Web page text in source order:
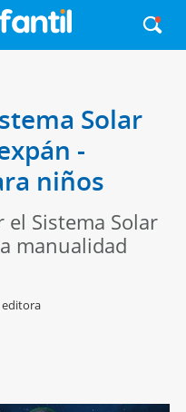
Solar
-
niños
el Sistema Solar
manualidad
editora